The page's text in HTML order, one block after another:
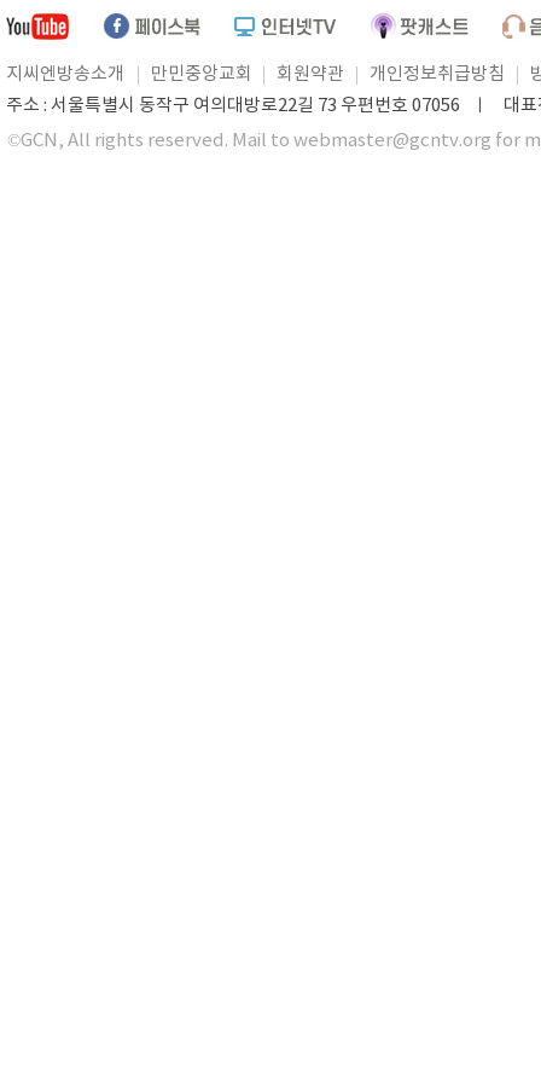
지씨엔방송소개 만민중앙교회 회원약관 개인정보취급방침
주소 : 서울특별시 동작구 여의대방로22길 73 우편번호 07056 ㅣ 대
©GCN, All rights reserved. Mail to webmaster@gcntv.org for